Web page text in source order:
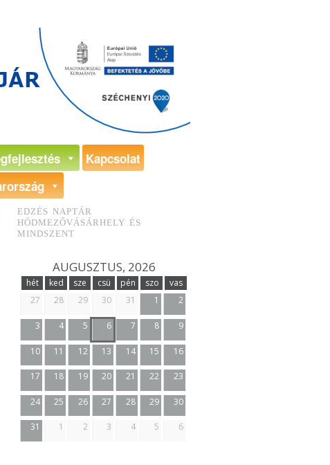
Kapcsolat
EDZÉS NAPTÁR
HÓDMEZŐVÁSÁRHELY ÉS
MINDSZENT
AUGUSZTUS, 2026
hét ked sze csü pén szo
vas
27
28 29 30 31 1 2
3 4 5 6 7 8 9
10 11 12 13 14 15 16
17 18 19 20 21 22 23
24 25 26 27 28 29 30
31 1 2 3 4 5 6